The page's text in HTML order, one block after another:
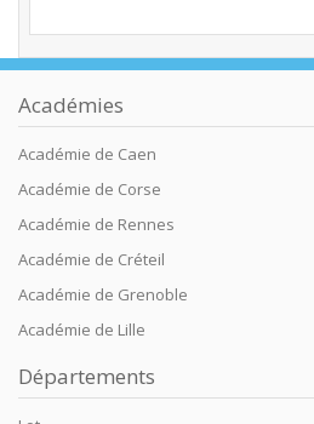
Académies
Académie de Caen
Académie de Corse
Académie de Rennes
Académie de Créteil
Académie de Grenoble
Académie de Lille
Départements